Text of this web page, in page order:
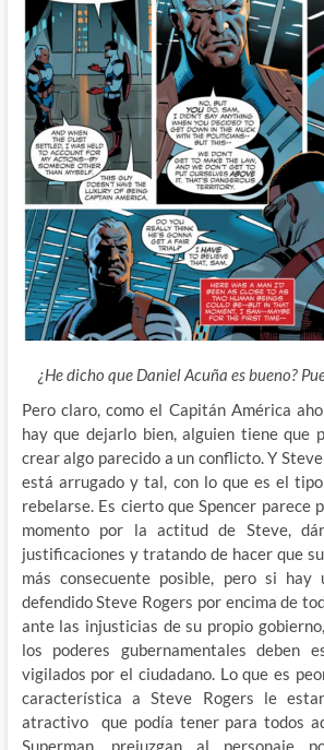
¿He dicho que Daniel Acuña es bueno?
Pero claro, como el Capitán América
hay que dejarlo bien, alguien tiene que
crear algo parecido a un conflicto. Y
está arrugado y tal, con lo que es el
rebelarse. Es cierto que Spencer parece
momento por la actitud de Steve,
justificaciones y tratando de hacer que
más consecuente posible, pero si hay
defendido Steve Rogers por encima de
ante las injusticias de su propio
los poderes gubernamentales deben
vigilados por el ciudadano. Lo que es
característica a Steve Rogers le
atractivo que podía tener para todos
Superman, prejuzgan al personaje